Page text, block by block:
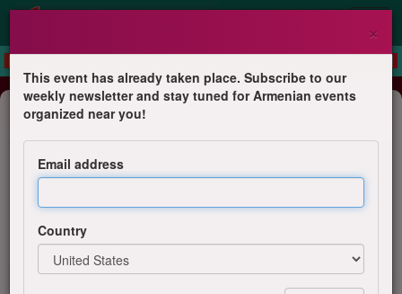
Feast
Soirée dansante arménienne pour
les 20 ans de l'ACFOA Septèmes
×
This event has already taken place. Subscribe to our
weekly newsletter and stay tuned for Armenian events
organized near you!
Email address
Country